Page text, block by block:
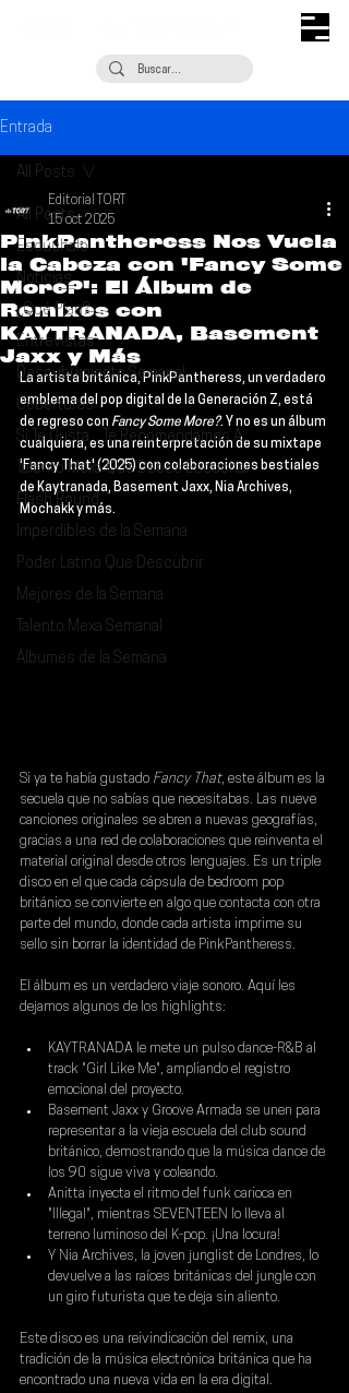
Entrada
All Posts
Escúchalo
Noticias
¿Qué Plan?
Entrevistas
Descubrimiento Semanal
Coberturas
Si Te Gusta... Te Recomendamos A...
Talento Mexa Que Debes Escuchar
Flash Round
Imperdibles de la Semana
Poder Latino Que Descubrir
Mejores de la Semana
Talento Mexa Semanal
Álbumes de la Semana
All Posts
PinkPantheress Nos Vuela
la Cabeza con 'Fancy Some
More?': El Álbum de
Remixes con
KAYTRANADA, Basement
Jaxx y Más
Editorial TORT
15 oct 2025
La artista británica, PinkPantheress, un verdadero
emblema del pop digital de la Generación Z, está
de regreso con Fancy Some More?. Y no es un álbum
cualquiera, es una reinterpretación de su mixtape
'Fancy That' (2025) con colaboraciones bestiales
de Kaytranada, Basement Jaxx, Nia Archives,
Mochakk y más.
Si ya te había gustado Fancy That, este álbum es la
secuela que no sabías que necesitabas. Las nueve
canciones originales se abren a nuevas geografías,
gracias a una red de colaboraciones que reinventa el
material original desde otros lenguajes. Es un triple
disco en el que cada cápsula de bedroom pop
británico se convierte en algo que contacta con otra
parte del mundo, donde cada artista imprime su
sello sin borrar la identidad de PinkPantheress.
El álbum es un verdadero viaje sonoro. Aquí les
dejamos algunos de los highlights:
KAYTRANADA le mete un pulso dance-R&B al
track "Girl Like Me", ampliando el registro
emocional del proyecto.
Basement Jaxx y Groove Armada se unen para
representar a la vieja escuela del club sound
británico, demostrando que la música dance de
los 90 sigue viva y coleando.
Anitta inyecta el ritmo del funk carioca en
"Illegal", mientras SEVENTEEN lo lleva al
terreno luminoso del K-pop. ¡Una locura!
Y Nia Archives, la joven junglist de Londres, lo
devuelve a las raíces británicas del jungle con
un giro futurista que te deja sin aliento.
Este disco es una reivindicación del remix, una
tradición de la música electrónica británica que ha
encontrado una nueva vida en la era digital.